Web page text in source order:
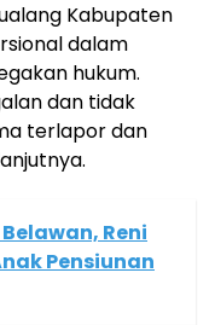
Kabupaten
dalam
hukum.
dan tidak
terlapor dan
Reni
Pensiunan